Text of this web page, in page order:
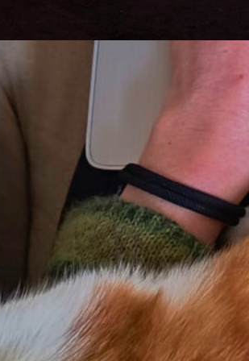
Jedes Wochenende bei
ich (und Pierre), die
Allerdings ergibt sich eher
Video wie derDrohnenflug
kurze Videos
grad mal auf 5 Minuten. Also los:
am Neckar